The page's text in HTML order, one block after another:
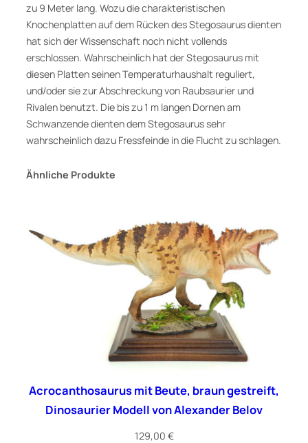
i
a
t
u
r
M
e
n
g
zu 9 Meter lang. Wozu die charakteristischen
Knochenplatten auf dem Rücken des Stegosaurus dienten
hat sich der Wissenschaft noch nicht vollends
erschlossen. Wahrscheinlich hat der Stegosaurus mit
diesen Platten seinen Temperaturhaushalt reguliert,
und/oder sie zur Abschreckung von Raubsaurier und
Rivalen benutzt. Die bis zu 1 m langen Dornen am
Schwanzende dienten dem Stegosaurus sehr
wahrscheinlich dazu Fressfeinde in die Flucht zu schlagen.
Ähnliche Produkte
Acrocanthosaurus mit Beute, braun gestreift,
Dinosaurier Modell von Alexander Belov
129,00 €